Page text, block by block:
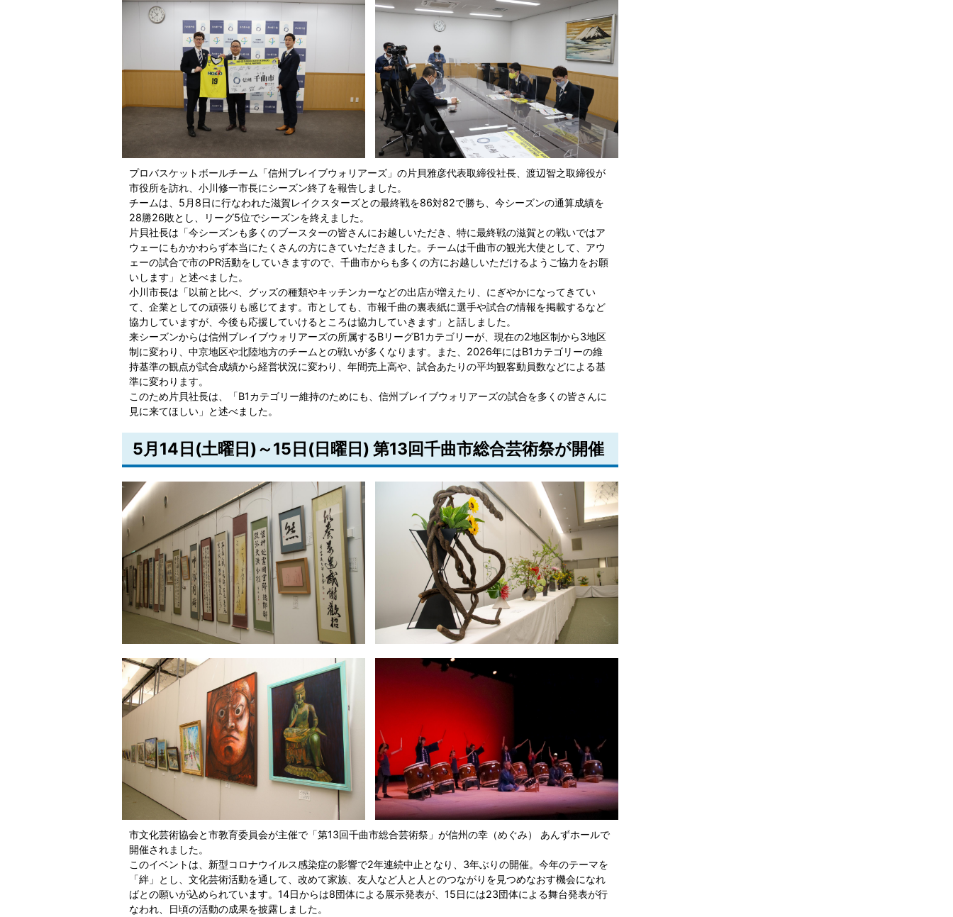
プロバスケットボールチーム「信州ブレイブウォリアーズ」の片貝雅彦代表取締役社長、渡辺智之取締役が
市役所を訪れ、小川修一市長にシーズン終了を報告しました。
チームは、5月8日に行なわれた滋賀レイクスターズとの最終戦を86対82で勝ち、今シーズンの通算成績を
28勝26敗とし、リーグ5位でシーズンを終えました。
片貝社長は「今シーズンも多くのブースターの皆さんにお越しいただき、特に最終戦の滋賀との戦いではア
ウェーにもかかわらず本当にたくさんの方にきていただきました。チームは千曲市の観光大使として、アウ
ェーの試合で市のPR活動をしていきますので、千曲市からも多くの方にお越しいただけるようご協力をお願
いします」と述べました。
小川市長は「以前と比べ、グッズの種類やキッチンカーなどの出店が増えたり、にぎやかになってきてい
て、企業としての頑張りも感じてます。市としても、市報千曲の裏表紙に選手や試合の情報を掲載するなど
協力していますが、今後も応援していけるところは協力していきます」と話しました。
来シーズンからは信州ブレイブウォリアーズの所属するBリーグB1カテゴリーが、現在の2地区制から3地区
制に変わり、中京地区や北陸地方のチームとの戦いが多くなります。また、2026年にはB1カテゴリーの維
持基準の観点が試合成績から経営状況に変わり、年間売上高や、試合あたりの平均観客動員数などによる基
準に変わります。
このため片貝社長は、「B1カテゴリー維持のためにも、信州ブレイブウォリアーズの試合を多くの皆さんに
見に来てほしい」と述べました。
5月14日(土曜日)～15日(日曜日) 第13回千曲市総合芸術祭が開催
市文化芸術協会と市教育委員会が主催で「第13回千曲市総合芸術祭」が信州の幸（めぐみ） あんずホールで
開催されました。
このイベントは、新型コロナウイルス感染症の影響で2年連続中止となり、3年ぶりの開催。今年のテーマを
「絆」とし、文化芸術活動を通して、改めて家族、友人など人と人とのつながりを見つめなおす機会になれ
ばとの願いが込められています。14日からは8団体による展示発表が、15日には23団体による舞台発表が行
なわれ、日頃の活動の成果を披露しました。